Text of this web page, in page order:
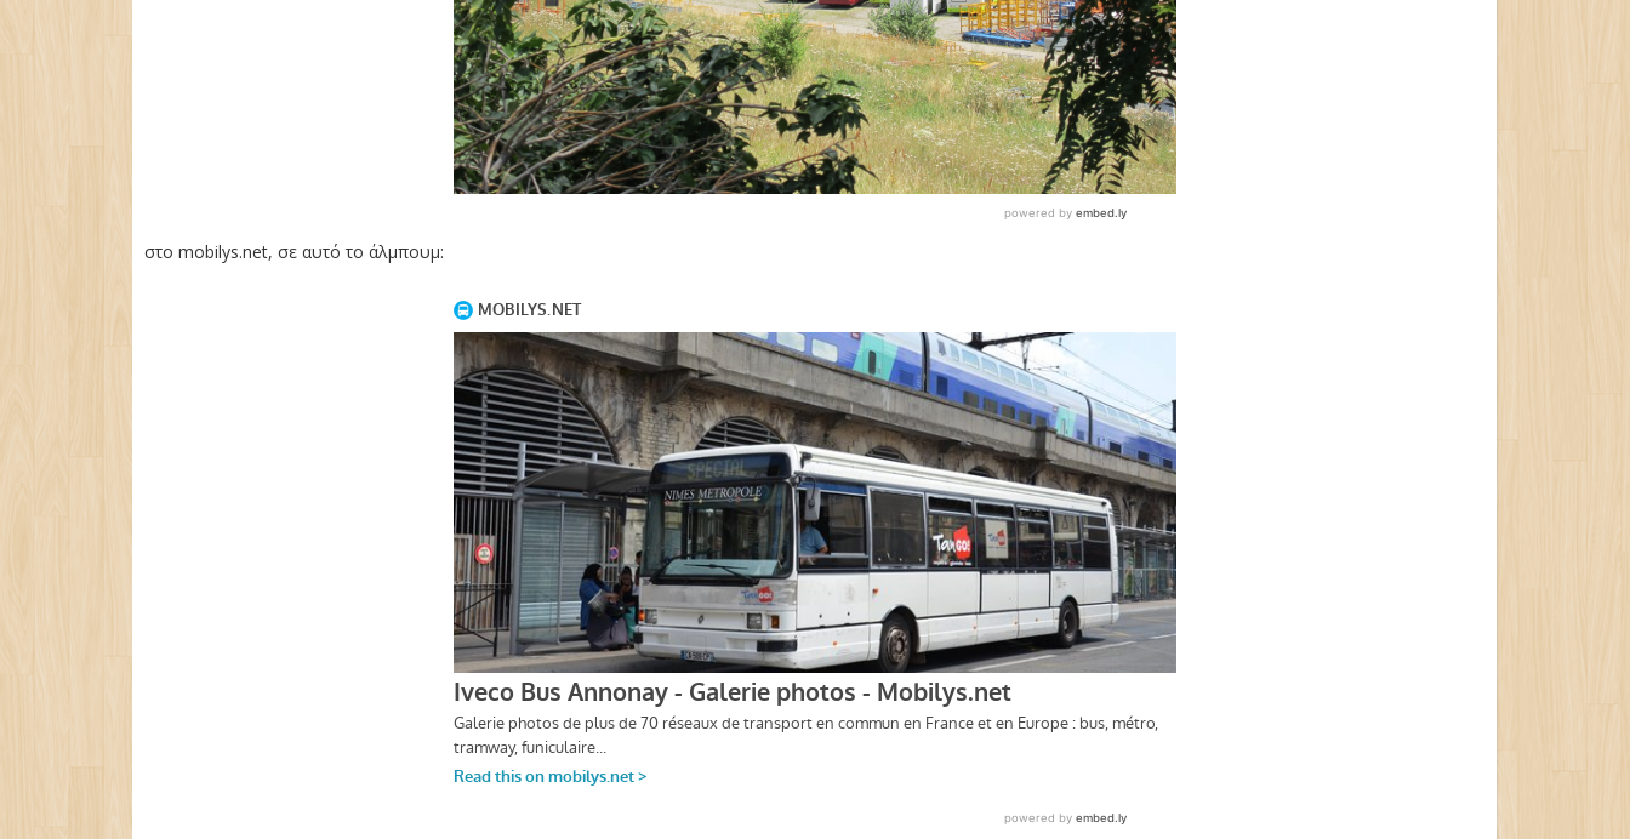
στο mobilys.net, σε αυτό το άλμπουμ: